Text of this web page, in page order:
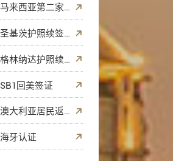
马来西亚第二家园续签申请（护照更新/护照遗失/原有护照）
圣基茨护照续签/更新
格林纳达护照续期
SB1回美签证
澳大利亚居民返程签证
海牙认证